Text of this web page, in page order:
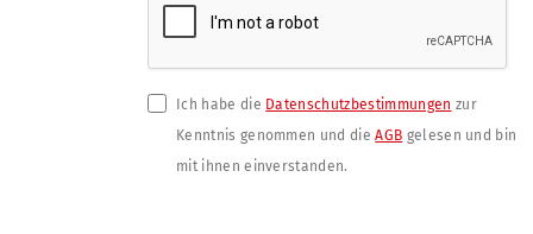
Ich habe die Datenschutzbestimmungen zur
Kenntnis genommen und dieAGB gelesen und bin
mit ihnen einverstanden.